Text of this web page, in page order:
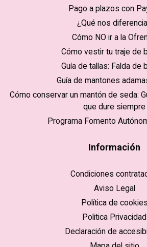
Pago a plazos con
¿Qué nos
Cómo NO ir a la
Cómo vestir tu traje de
Guía de tallas: Falda de
Guía de mantones
Cómo conservar un mantón de seda:
que dure siempre
Programa Fomento
Información
Condiciones
Aviso Legal
Política de cookies
Politica Privacidad
Declaración de